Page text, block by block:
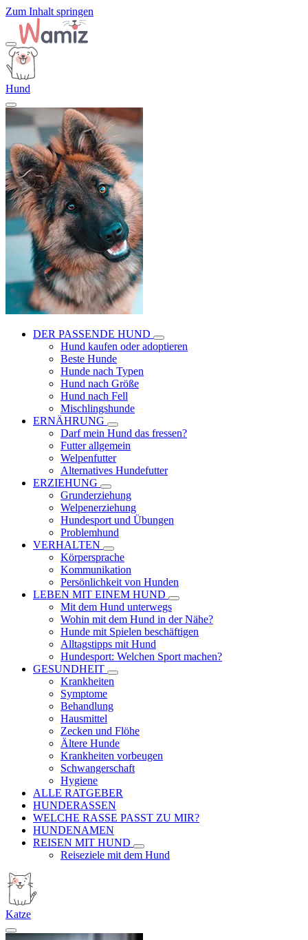
Zum Inhalt springen
Hund
DER PASSENDE HUND
Hund kaufen oder adoptieren
Beste Hunde
Hunde nach Typen
Hund nach Größe
Hund nach Fell
Mischlingshunde
ERNÄHRUNG
Darf mein Hund das fressen?
Futter allgemein
Welpenfutter
Alternatives Hundefutter
ERZIEHUNG
Grunderziehung
Welpenerziehung
Hundesport und Übungen
Problemhund
VERHALTEN
Körpersprache
Kommunikation
Persönlichkeit von Hunden
LEBEN MIT EINEM HUND
Mit dem Hund unterwegs
Wohin mit dem Hund in der Nähe?
Hunde mit Spielen beschäftigen
Alltagstipps mit Hund
Hundesport: Welchen Sport machen?
GESUNDHEIT
Krankheiten
Symptome
Behandlung
Hausmittel
Zecken und Flöhe
Ältere Hunde
Krankheiten vorbeugen
Schwangerschaft
Hygiene
ALLE RATGEBER
HUNDERASSEN
WELCHE RASSE PASST ZU MIR?
HUNDENAMEN
REISEN MIT HUND
Reiseziele mit dem Hund
Katze